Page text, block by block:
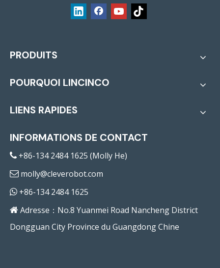
PRODUITS
POURQUOI LINCINCO
LIENS RAPIDES
INFORMATIONS DE CONTACT
 +86-134 2484 1625 (Molly He)
 molly@cleverobot.com
 +86-134 2484 1625
 Adresse：No.8 Yuanmei Road Nancheng District
Dongguan City Province du Guangdong Chine